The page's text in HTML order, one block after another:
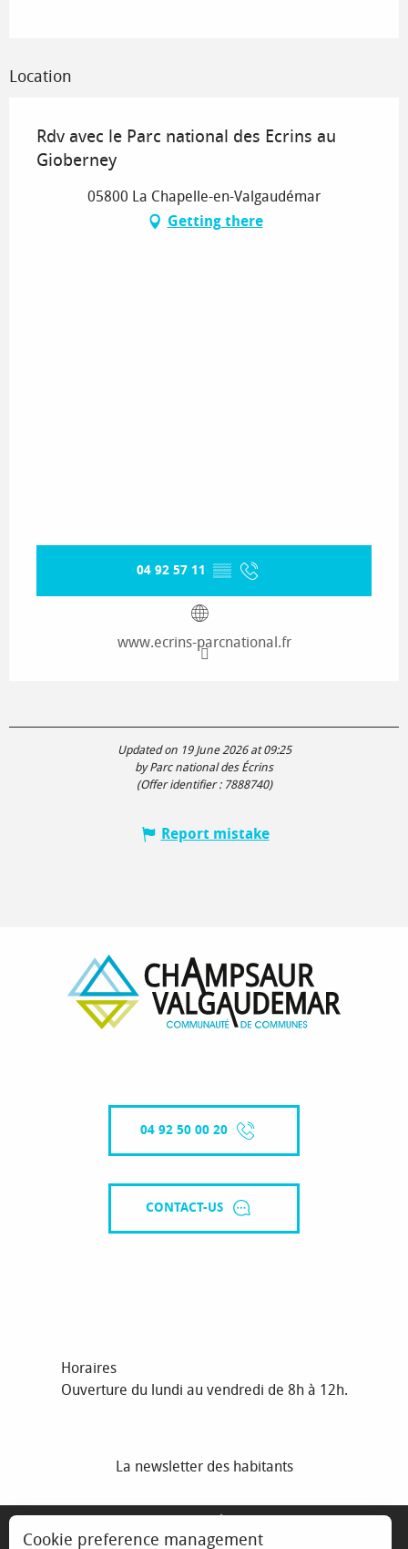
Location
Rdv avec le Parc national des Ecrins au
Gioberney
05800 La Chapelle-en-Valgaudémar
Getting there
04 92 57 11 ▒▒
www.ecrins-parcnational.fr
Updated on 19 June 2026 at 09:25
by Parc national des Écrins
(Offer identifier : 7888740)
Report mistake
04 92 50 00 20
CONTACT-US
Horaires
Ouverture du lundi au vendredi de 8h à 12h.
La newsletter des habitants
Cookie preference management